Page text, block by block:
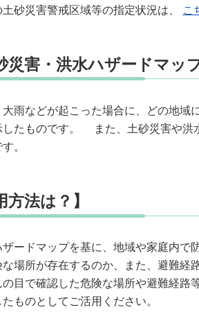
砂災害警戒区域等の指定状況は、 こ
災害・洪水ハザードマッ
雨などが起こった場合に、どの地域
したものです。 また、土砂災害や洪
。
方法は？】
ードマップを基に、地域や家庭内で
な場所が存在するのか、また、避難経
目で確認した危険な場所や避難経路
ものとしてご活用ください。